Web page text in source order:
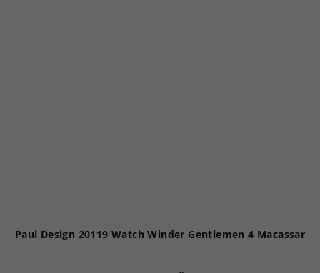
Paul Design 20119 Watch Winder Gentlemen 4 Macassar